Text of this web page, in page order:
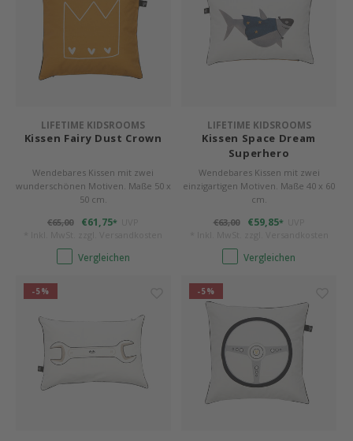
LIFETIME KIDSROOMS
Kissen Fairy Dust Crown
Wendebares Kissen mit zwei
wunderschönen Motiven. Maße 50 x
50 cm.
€65,00
€61,75*
Vergleichen
LIFETIME KIDSROOMS
Kissen Space Dream
Superhero
Wendebares Kissen mit zwei
einzigartigen Motiven. Maße 40 x 60
cm.
€63,00
€59,85*
Vergleichen
-5% -5%